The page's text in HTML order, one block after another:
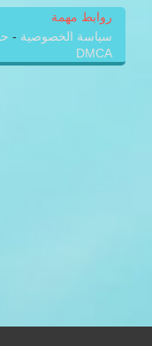
روابط مهمة
سياسة الخصوصية -
DMCA